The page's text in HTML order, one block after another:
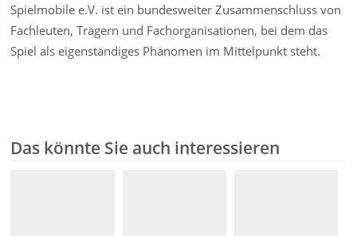
Spielmobile e.V. ist ein bundesweiter Zusammenschluss von
Fachleuten, Trägern und Fachorganisationen, bei dem das
Spiel als eigenständiges Phänomen im Mittelpunkt steht.
Das könnte Sie auch interessieren